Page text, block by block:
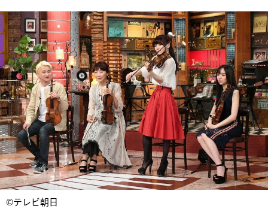
©テレビ朝日